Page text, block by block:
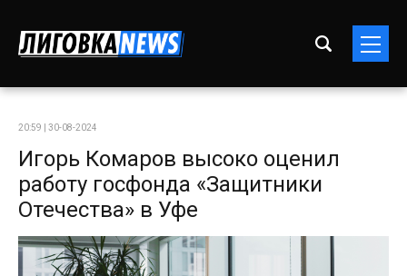
20:59 | 30-08-2024
Игорь Комаров высоко оценил
работу госфонда «Защитники
Отечества» в Уфе